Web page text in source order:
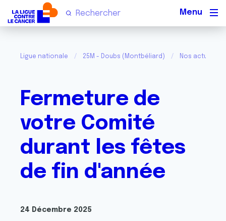
Ligue nationale 25M - Doubs (Montbéliard) Nos actualités
Fermeture de
votre Comité
durant les fêtes
de fin d'année
24 Décembre 2025